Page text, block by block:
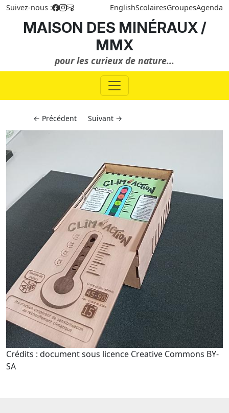
Suivez-nous : EnglishScolairesGroupesAgenda
MAISON DES MINÉRAUX /
MMX
pour les curieux de nature...
← Précédent Suivant →
Crédits : document sous licence Creative Commons BY-
SA